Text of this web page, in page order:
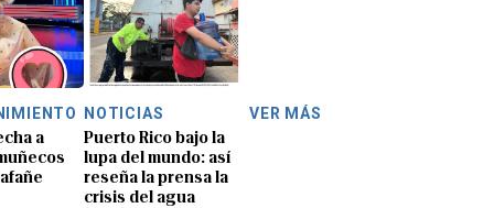
a
NOTICIAS
Puerto Rico bajo la
lupa del mundo: así
reseña la prensa la
crisis del agua
VER MÁS